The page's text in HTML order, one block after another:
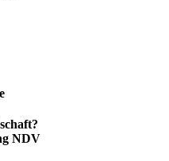
NDV